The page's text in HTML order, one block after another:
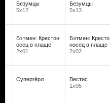
Безумцы
5х12
Безумцы
5х13
Бэтмен: Крестон
осец в плаще
2х01
Бэтмен: Кресто
носец в плаще
2х02
Супергёрл
Вестис
1х05